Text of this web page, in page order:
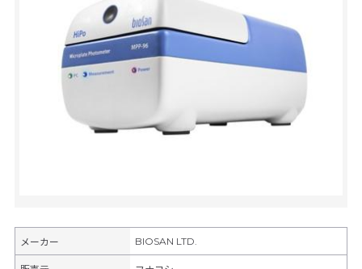
メーカー BIOSAN LTD.